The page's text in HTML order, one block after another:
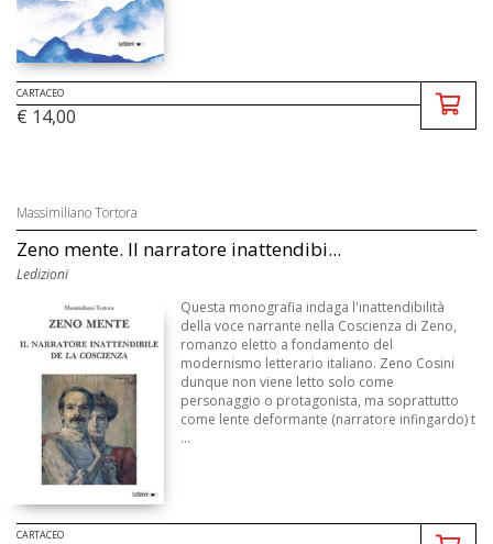
CARTACEO
€ 14,00
Massimiliano Tortora
Zeno mente. Il narratore inattendibi...
Ledizioni
Questa monografia indaga l'inattendibilità
della voce narrante nella Coscienza di Zeno,
romanzo eletto a fondamento del
modernismo letterario italiano. Zeno Cosini
dunque non viene letto solo come
personaggio o protagonista, ma soprattutto
come lente deformante (narratore infingardo) t
...
CARTACEO